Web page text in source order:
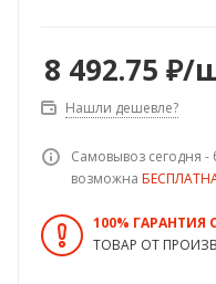
8 492.75 ₽/
Нашли дешевле?
Самовывоз сегодня -
возможна
100%
ТОВАР ОТ